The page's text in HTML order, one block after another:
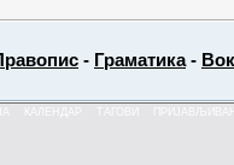
- Граматика-
КАЛЕНДАР